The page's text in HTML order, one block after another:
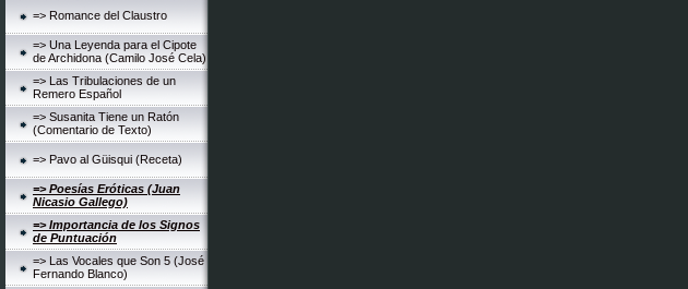
=> Romance del Claustro
=> Una Leyenda para el Cipote
de Archidona (Camilo José Cela)
=> Las Tribulaciones de un
Remero Español
=> Susanita Tiene un Ratón
(Comentario de Texto)
=> Pavo al Güisqui (Receta)
=> Poesías Eróticas (Juan
Nicasio Gallego)
=> Importancia de los Signos
de Puntuación
=> Las Vocales que Son 5 (José
Fernando Blanco)